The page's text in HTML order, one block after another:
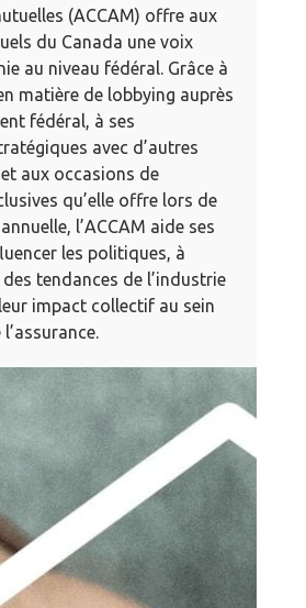
(ACCAM) offre aux
du Canada une voix
au niveau fédéral. Grâce à
matière de lobbying auprès
fédéral, à ses
avec d’autres
aux occasions de
qu’elle offre lors de
l’ACCAM aide ses
les politiques, à
tendances de l’industrie
impact collectif au sein